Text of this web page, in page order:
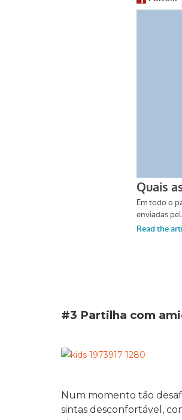
#3 Partilha com
Num momento tão
sintas desconfortável,